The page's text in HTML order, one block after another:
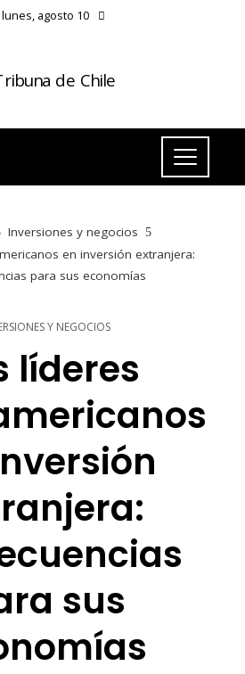
lunes, agosto 10
Inversiones y negocios
en inversión extranjera:
para sus economías
Y NEGOCIOS
líderes
sus